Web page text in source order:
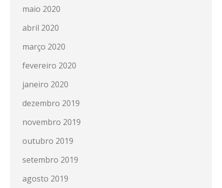
maio 2020
abril 2020
março 2020
fevereiro 2020
janeiro 2020
dezembro 2019
novembro 2019
outubro 2019
setembro 2019
agosto 2019